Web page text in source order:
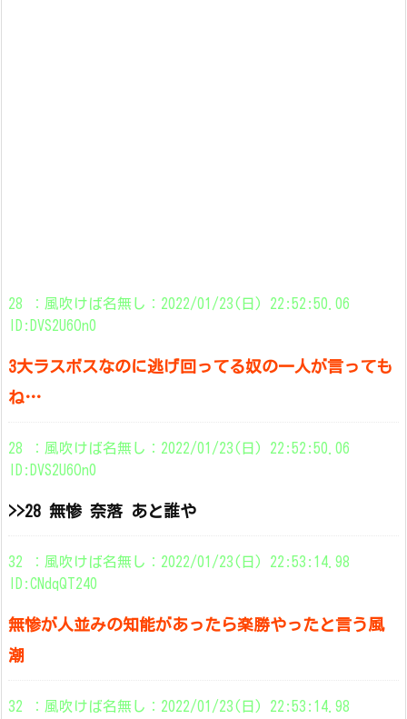
28 ：風吹けば名無し：2022/01/23(日) 22:52:50.06
ID:DVS2U6On0
3大ラスボスなのに逃げ回ってる奴の一人が言っても
ね…
28 ：風吹けば名無し：2022/01/23(日) 22:52:50.06
ID:DVS2U6On0
>>28 無惨 奈落 あと誰や
32 ：風吹けば名無し：2022/01/23(日) 22:53:14.98
ID:CNdqQT240
無惨が人並みの知能があったら楽勝やったと言う風
潮
32 ：風吹けば名無し：2022/01/23(日) 22:53:14.98